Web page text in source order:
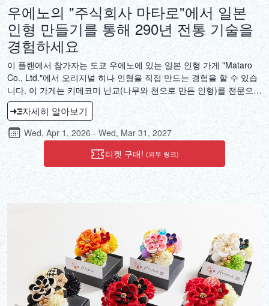
우에노의 "주식회사 마타로"에서 일본
인형 만들기를 통해 290년 전통 기술을
경험하세요
이 플랜에서 참가자는 도쿄 우에노에 있는 일본 인형 가게 "Mataro
Co., Ltd."에서 오리지널 히나 인형을 직접 만드는 경험을 할 수 있습
니다. 이 가게는 키메코미 닌교(나무와 천으로 만든 인형)를 전문으로
하며, 1919년 개장한 이래로 그 역사가 이어지고 있습니다. 에도 겐
분 시대로 거슬러 올라가는 약 290년의 전통을 가진 키메코미 닌교
인형 만들기를 경험해 보세요. 키메코미 닌교 인형은 예술 작품으로
서의 가치가 있을 뿐만 아니라 건강과 안전을 위한 부적 역할도 합니
다. 인생에서 중요한 사람들을 위한 소원과 기도가 담긴 인형 만들기
활동을 경험해 보세요.
자세히 알아보기
Wed, Apr 1, 2026 - Wed, Mar 31, 2027
티켓 구매! (외부 링크)